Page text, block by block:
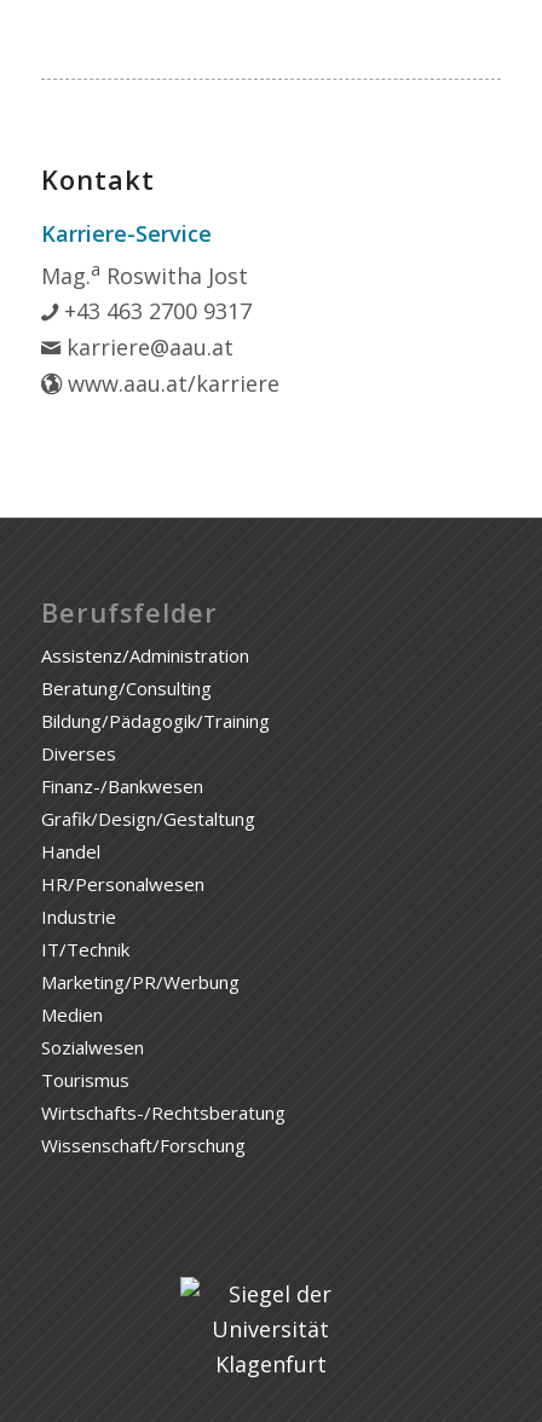
Kontakt
Karriere-Service
Mag.a Roswitha Jost
+43 463 2700 9317
karriere@aau.at
www.aau.at/karriere
Berufsfelder
Assistenz/Administration
Beratung/Consulting
Bildung/Pädagogik/Training
Diverses
Finanz-/Bankwesen
Grafik/Design/Gestaltung
Handel
HR/Personalwesen
Industrie
IT/Technik
Marketing/PR/Werbung
Medien
Sozialwesen
Tourismus
Wirtschafts-/Rechtsberatung
Wissenschaft/Forschung